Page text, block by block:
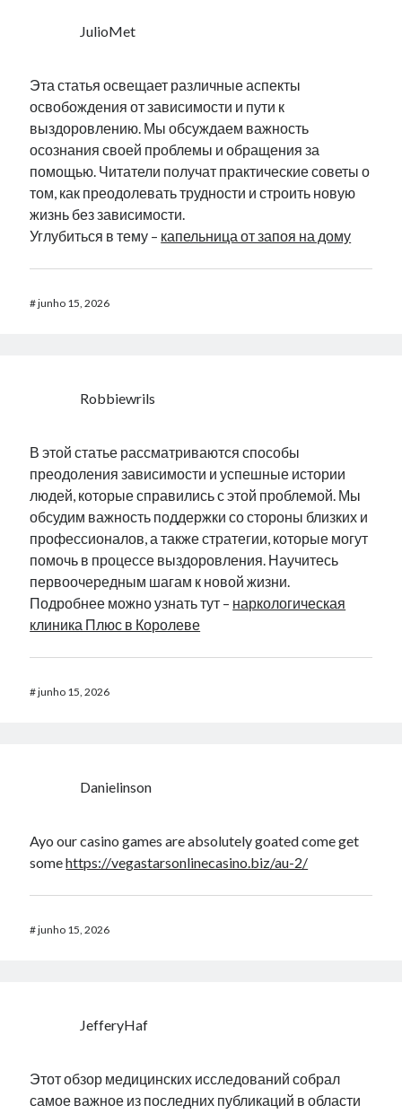
JulioMet
Эта статья освещает различные аспекты
освобождения от зависимости и пути к
выздоровлению. Мы обсуждаем важность
осознания своей проблемы и обращения за
помощью. Читатели получат практические советы о
том, как преодолевать трудности и строить новую
жизнь без зависимости.
Углубиться в тему – капельница от запоя на дому
#junho 15, 2026
Robbiewrils
В этой статье рассматриваются способы
преодоления зависимости и успешные истории
людей, которые справились с этой проблемой. Мы
обсудим важность поддержки со стороны близких и
профессионалов, а также стратегии, которые могут
помочь в процессе выздоровления. Научитесь
первоочередным шагам к новой жизни.
Подробнее можно узнать тут – наркологическая
клиника Плюс в Королеве
#junho 15, 2026
Danielinson
Ayo our casino games are absolutely goated come get
somehttps://vegastarsonlinecasino.biz/au-2/
#junho 15, 2026
JefferyHaf
Этот обзор медицинских исследований собрал
самое важное из последних публикаций в области